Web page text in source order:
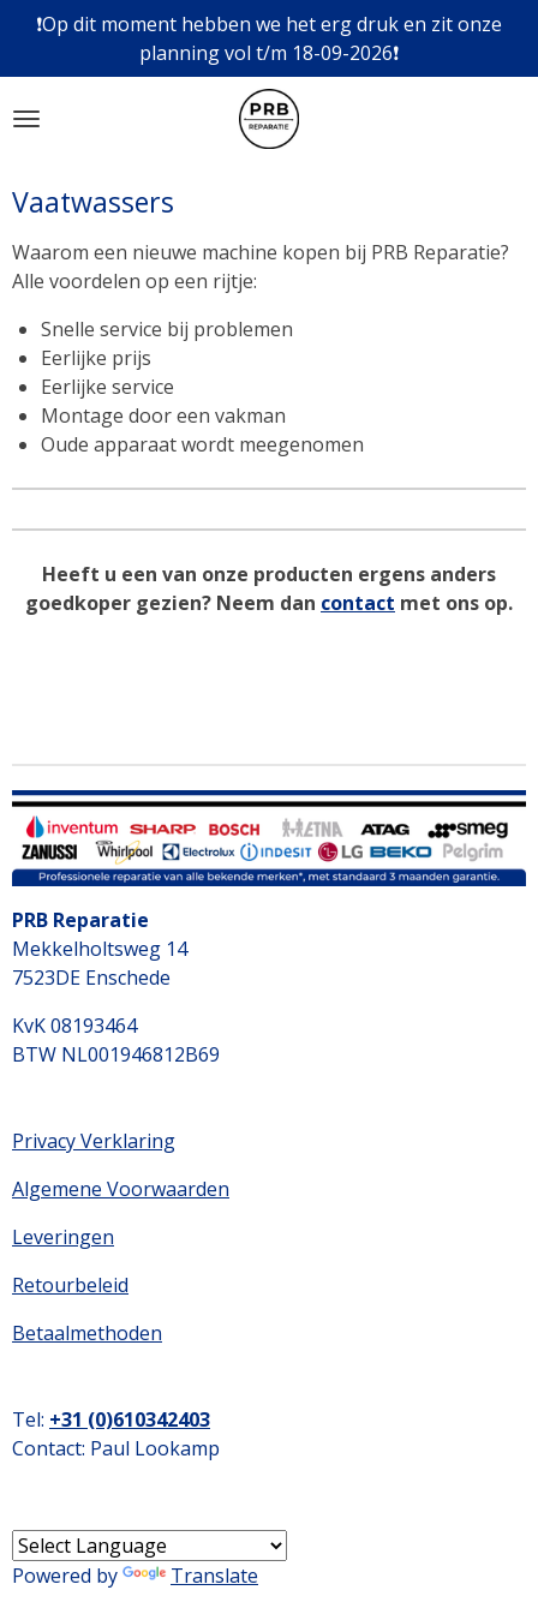
naar
de
❗Op dit moment hebben we het erg druk en zit onze
planning vol t/m 18-09-2026❗
Vaatwassers
Waarom een nieuwe machine kopen bij PRB Reparatie?
Alle voordelen op een rijtje:
Snelle service bij problemen
Eerlijke prijs
Eerlijke service
Montage door een vakman
Oude apparaat wordt meegenomen
Heeft u een van onze producten ergens anders
goedkoper gezien? Neem dan contact met ons op.
PRB Reparatie
Mekkelholtsweg 14
7523DE Enschede
KvK 08193464
BTW NL001946812B69
Privacy Verklaring
Algemene Voorwaarden
Leveringen
Retourbeleid
Betaalmethoden
Tel: +31 (0)610342403
Contact: Paul Lookamp
Powered by Translate